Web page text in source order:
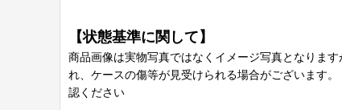
【状態基準に関して】
商品画像は実物写真ではなくイメージ写真となりま
れ、ケースの傷等が見受けられる場合がございます
認ください